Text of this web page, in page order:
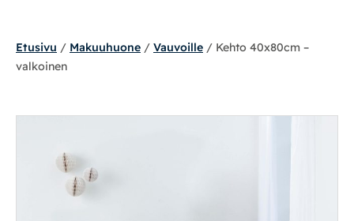
Mekanismituolit
Etusivu / Makuuhuone / Vauvoille / Kehto 40x80cm –
valkoinen